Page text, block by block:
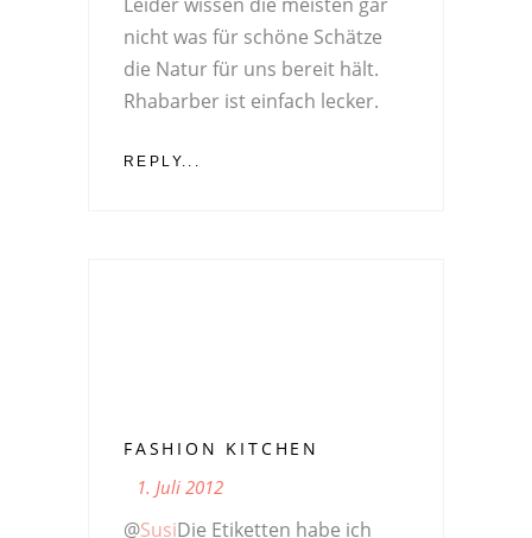
nicht was für schöne Schätze
die Natur für uns bereit hält.
Rhabarber ist einfach lecker.
REPLY...
FASHION KITCHEN
1. Juli 2012
@SusiDie Etiketten habe ich